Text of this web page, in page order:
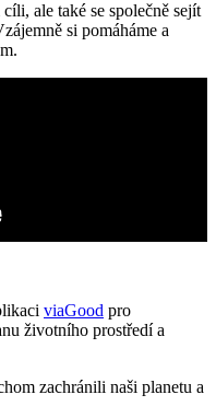
ale také se společně sejít
si pomáháme a
viaGood pro
životního prostředí a
zachránili naši planetu a